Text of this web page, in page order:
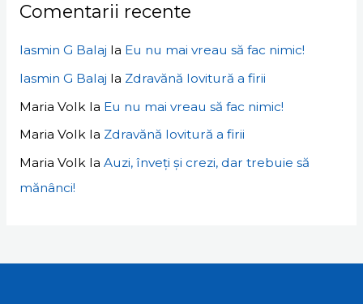
Comentarii recente
Iasmin G Balaj la Eu nu mai vreau să fac nimic!
Iasmin G Balaj la Zdravănă lovitură a firii
Maria Volk la Eu nu mai vreau să fac nimic!
Maria Volkla Zdravănă lovitură a firii
Maria Volkla Auzi, înveți și crezi, dar trebuie să
mănânci!